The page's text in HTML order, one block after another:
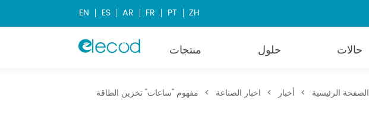
EN ES AR FR PT ZH
منتجات حلول حالات
الصفحة الرئيسية > أخبار > اخبار الصناعة > مفهوم "ساعات" تخزين الطاقة